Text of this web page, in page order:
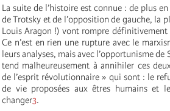
La suite de l’histoire est connue : de plus
de Trotsky et de l’opposition de gauche, la
Louis Aragon !) vont rompre définitivement
Ce n’est en rien une rupture avec le
leurs analyses, mais avec l’opportunisme de
tend malheureusement à annihiler ces
de l’esprit révolutionnaire » qui sont : le
de vie proposées aux êtres humains et
changer3.